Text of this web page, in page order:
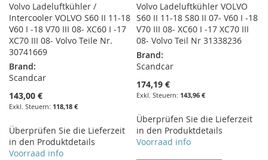
Volvo Ladeluftkühler /
Intercooler VOLVO S60 II 11-18
V60 I -18 V70 III 08- XC60 I -17
XC70 III 08- Volvo Teile Nr.
30741669
Brand:
Scandcar
143,00 €
118,18 €
Überprüfen Sie die Lieferzeit
in den Produktdetails
Voorraad info
Volvo Ladeluftkühler VOLVO
S60 II 11-18 S80 II 07- V60 I -18
V70 III 08- XC60 I -17 XC70 III
08- Volvo Teil Nr 31338236
Brand:
Scandcar
174,19 €
143,96 €
Überprüfen Sie die Lieferzeit
in den Produktdetails
Voorraad info